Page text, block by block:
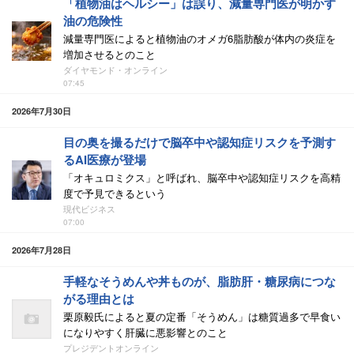
油の危険性
減量専門医によると植物油のオメガ6脂肪酸が体内の炎症を
増加させるとのこと
ダイヤモンド・オンライン
07:45
2026年7月30日
目の奥を撮るだけで脳卒中や認知症リスクを予測す
るAI医療が登場
「オキュロミクス」と呼ばれ、脳卒中や認知症リスクを高精
度で予見できるという
現代ビジネス
07:00
2026年7月28日
手軽なそうめんや丼ものが、脂肪肝・糖尿病につな
がる理由とは
栗原毅氏によると夏の定番「そうめん」は糖質過多で早食い
になりやすく肝臓に悪影響とのこと
プレジデントオンライン